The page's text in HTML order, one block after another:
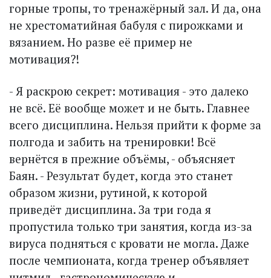
горные тропы, то тренажёрный зал. И да, она
не хрестоматийная бабуля с пирожками и
вязанием. Но разве её пример не
мотивация?!
- Я раскрою секрет: мотивация - это далеко
не всё. Её вообще может и не быть. Главнее
всего дисциплина. Нельзя прийти к форме за
полгода и забить на тренировки! Всё
вернётся в прежние объёмы, - объясняет
Баян. - Результат будет, когда это станет
образом жизни, рутиной, к которой
приведёт дисциплина. За три года я
пропустила только три занятия, когда из-за
вируса подняться с кровати не могла. Даже
после чемпионата, когда тренер объявляет